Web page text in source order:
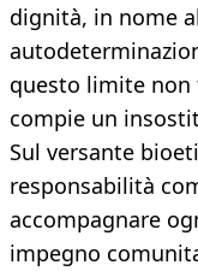
dignità, in nome
questo limite non
compie un
Sul versante
responsabilità
accompagnare
impegno